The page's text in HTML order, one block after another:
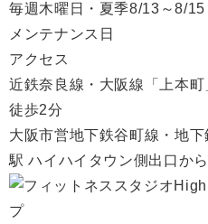
毎週木曜日・夏季8/13～8/
メンテナンス日
アクセス
近鉄奈良線・大阪線「上本
徒歩2分
大阪市営地下鉄谷町線・地下
駅 ハイハイタウン側出口か